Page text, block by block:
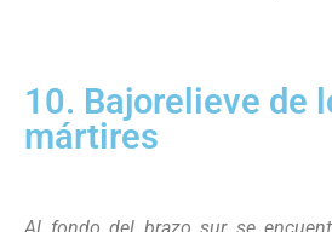
10. Bajorelieve de
mártires